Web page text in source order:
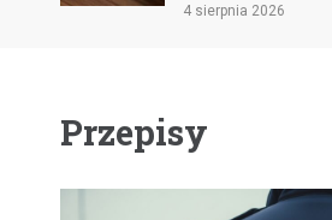
4 sierpnia 2026
Przepisy